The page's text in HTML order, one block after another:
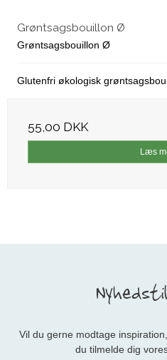
Grøntsagsbouillon Ø
Grøntsagsbouillon Ø
Glutenfri økologisk
55,00 DKK
Læs
Vil du gerne modtage
du tilmelde dig